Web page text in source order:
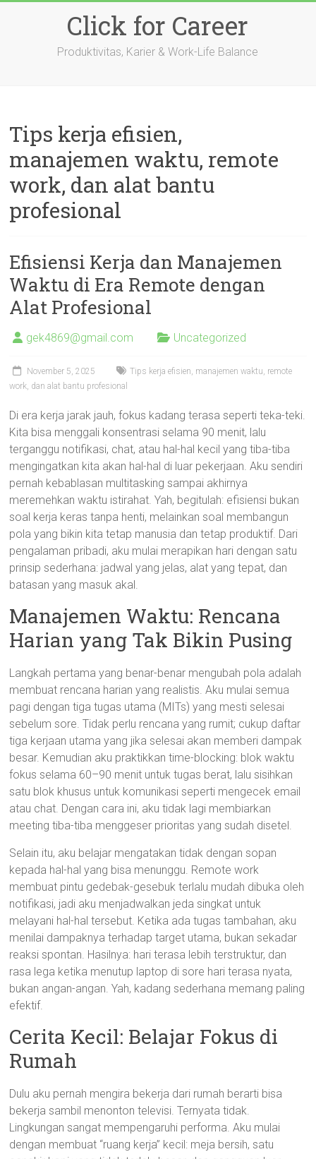
Click for Career
Produktivitas, Karier & Work-Life Balance
Tips kerja efisien,
manajemen waktu, remote
work, dan alat bantu
profesional
Efisiensi Kerja dan Manajemen
Waktu di Era Remote dengan
Alat Profesional
gek4869@gmail.com Uncategorized
November 5, 2025
Tips kerja efisien, manajemen waktu, remote
work, dan alat bantu profesional
Di era kerja jarak jauh, fokus kadang terasa seperti teka-teki.
Kita bisa menggali konsentrasi selama 90 menit, lalu
terganggu notifikasi, chat, atau hal-hal kecil yang tiba-tiba
mengingatkan kita akan hal-hal di luar pekerjaan. Aku sendiri
pernah kebablasan multitasking sampai akhirnya
meremehkan waktu istirahat. Yah, begitulah: efisiensi bukan
soal kerja keras tanpa henti, melainkan soal membangun
pola yang bikin kita tetap manusia dan tetap produktif. Dari
pengalaman pribadi, aku mulai merapikan hari dengan satu
prinsip sederhana: jadwal yang jelas, alat yang tepat, dan
batasan yang masuk akal.
Manajemen Waktu: Rencana
Harian yang Tak Bikin Pusing
Langkah pertama yang benar-benar mengubah pola adalah
membuat rencana harian yang realistis. Aku mulai semua
pagi dengan tiga tugas utama (MITs) yang mesti selesai
sebelum sore. Tidak perlu rencana yang rumit; cukup daftar
tiga kerjaan utama yang jika selesai akan memberi dampak
besar. Kemudian aku praktikkan time-blocking: blok waktu
fokus selama 60–90 menit untuk tugas berat, lalu sisihkan
satu blok khusus untuk komunikasi seperti mengecek email
atau chat. Dengan cara ini, aku tidak lagi membiarkan
meeting tiba-tiba menggeser prioritas yang sudah disetel.
Selain itu, aku belajar mengatakan tidak dengan sopan
kepada hal-hal yang bisa menunggu. Remote work
membuat pintu gedebak-gesebuk terlalu mudah dibuka oleh
notifikasi, jadi aku menjadwalkan jeda singkat untuk
melayani hal-hal tersebut. Ketika ada tugas tambahan, aku
menilai dampaknya terhadap target utama, bukan sekadar
reaksi spontan. Hasilnya: hari terasa lebih terstruktur, dan
rasa lega ketika menutup laptop di sore hari terasa nyata,
bukan angan-angan. Yah, kadang sederhana memang paling
efektif.
Cerita Kecil: Belajar Fokus di
Rumah
Dulu aku pernah mengira bekerja dari rumah berarti bisa
bekerja sambil menonton televisi. Ternyata tidak.
Lingkungan sangat mempengaruhi performa. Aku mulai
dengan membuat “ruang kerja” kecil: meja bersih, satu